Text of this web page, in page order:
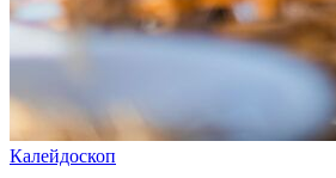
Калейдоскоп